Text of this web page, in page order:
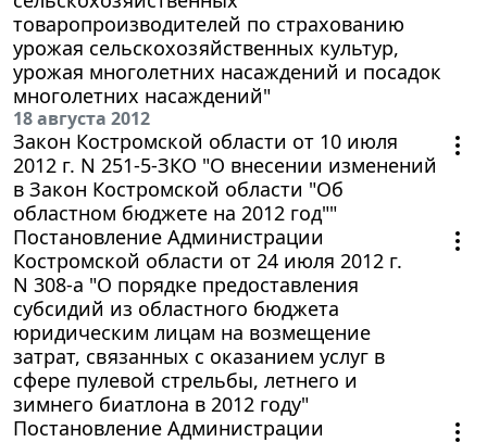
товаропроизводителей по страхованию
урожая сельскохозяйственных культур,
урожая многолетних насаждений и посадок
многолетних насаждений"
18 августа 2012
Закон Костромской области от 10 июля
2012 г. N 251-5-ЗКО "О внесении изменений
в Закон Костромской области "Об
областном бюджете на 2012 год""
Постановление Администрации
Костромской области от 24 июля 2012 г.
N 308-а "О порядке предоставления
субсидий из областного бюджета
юридическим лицам на возмещение
затрат, связанных с оказанием услуг в
сфере пулевой стрельбы, летнего и
зимнего биатлона в 2012 году"
Постановление Администрации